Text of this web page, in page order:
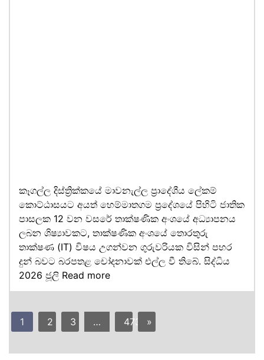
කෑගල්ල දිස්ත්‍රික්කයේ මාවනැල්ල ප්‍රාදේශීය ලේකම්
කොට්ඨාසයට අයත් හෙම්මාතගම ප්‍රදේශයේ පිහිටි ජාතික
පාසලක 12 වන වසරේ තාක්ෂණික අංශයේ අධ්‍යාපනය
ලබන ශිෂ්‍යාවකට, තාක්ෂණික අංශයේ තොරතුරු
තාක්ෂණ (IT) විෂය උගන්වන ගුරුවරියක විසින් පහර
දුන් බවට බරපතළ චෝදනාවක් එල්ල වී තිබේ. සිද්ධිය
2026 ජූලි Read more
1 2 3 … 473 »